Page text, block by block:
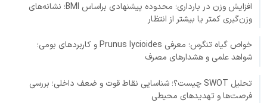
افزایش وزن در بارداری؛ محدوده پیشنهادی براساس BMI؛ نشانه‌های
وزن‌گیری کمتر یا بیشتر از انتظار
خواص گیاه تنگرس؛ معرفی Prunus lycioides و کاربردهای بومی؛
شواهد علمی و هشدارهای مصرف
تحلیل SWOT چیست؟؛ شناسایی نقاط قوت و ضعف داخلی؛ بررسی
فرصت‌ها و تهدیدهای محیطی